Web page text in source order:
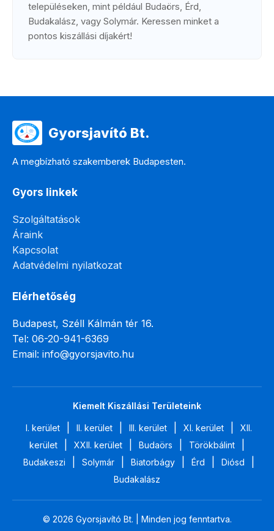
településeken, mint például Budaörs, Érd,
Budakalász, vagy Solymár. Keressen minket a
pontos kiszállási díjakért!
Gyorsjavító Bt.
A megbízható szakemberek Budapesten.
Gyors linkek
Szolgáltatások
Áraink
Kapcsolat
Adatvédelmi nyilatkozat
Elérhetőség
Budapest, Széll Kálmán tér 16.
Tel: 06-20-941-6369
Email: info@gyorsjavito.hu
Kiemelt Kiszállási Területeink
I. kerület II. kerület III. kerület XI. kerület
XII.
kerület
XXII. kerület Budaörs Törökbálint
Budakeszi Solymár Biatorbágy Érd Diósd
Budakalász
© 2026 Gyorsjavító Bt. | Minden jog fenntartva.